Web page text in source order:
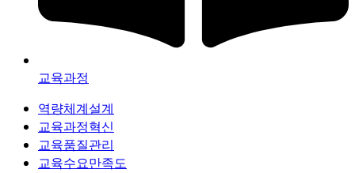
교육과정
역량체계설계
교육과정혁신
교육품질관리
교육수요만족도